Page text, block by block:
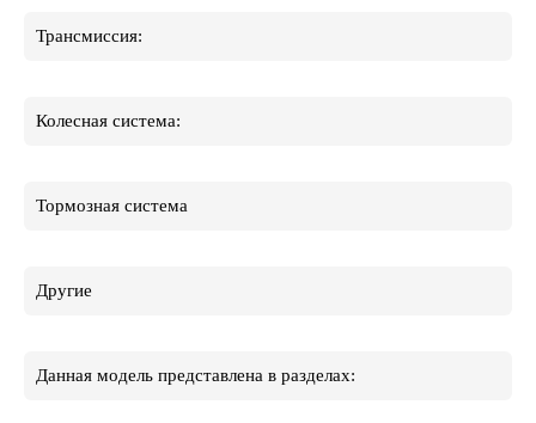
Трансмиссия:
Колесная система:
Тормозная система
Другие
Данная модель представлена в разделах: